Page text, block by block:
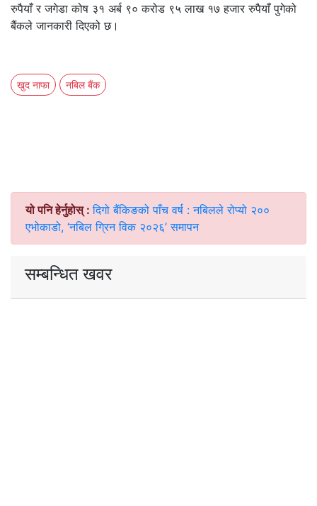
रुपैयाँ र जगेडा कोष ३१ अर्ब ९० करोड ९५ लाख १७ हजार रुपैयाँ पुगेको
बैंकले जानकारी दिएको छ।
खुद नाफा नबिल बैंक
यो पनि हेर्नुहोस् :दिगो बैंकिङको पाँच वर्ष : नबिलले रोप्यो २००
एभोकाडो, ‘नबिल ग्रिन विक २०२६’ समापन
सम्बन्धित खवर